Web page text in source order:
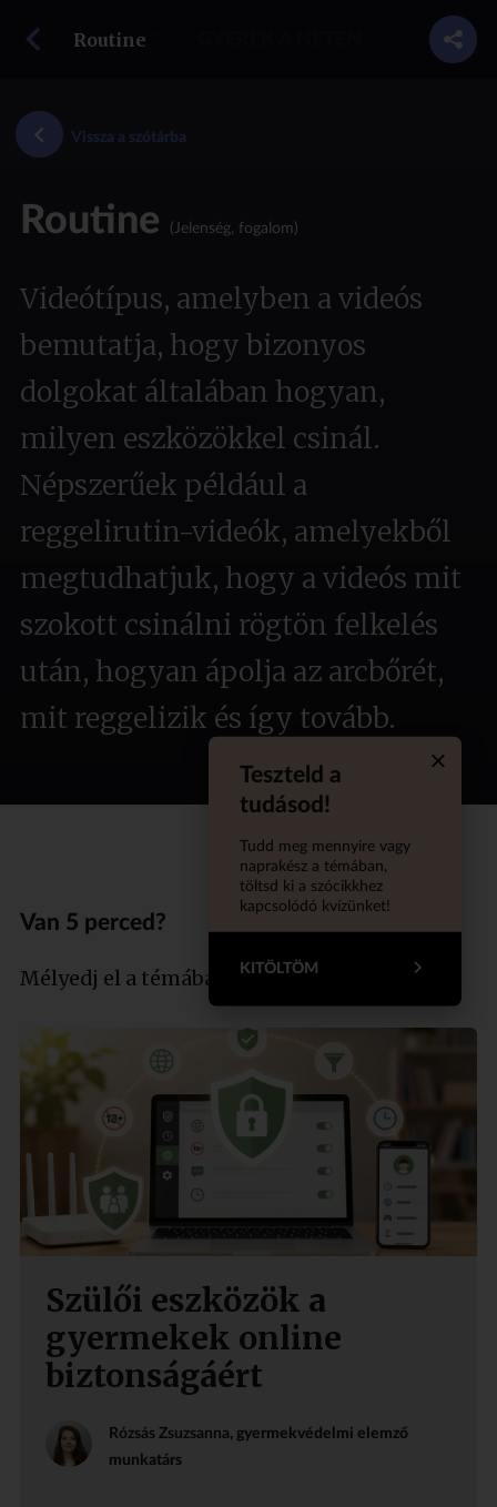
Routine
Vissza a szótárba
Routine (Jelenség, fogalom)
Videótípus, amelyben a videós
bemutatja, hogy bizonyos
dolgokat általában hogyan,
milyen eszközökkel csinál.
Népszerűek például a
reggelirutin-videók, amelyekből
megtudhatjuk, hogy a videós mit
szokott csinálni rögtön felkelés
után, hogyan ápolja az arcbőrét,
mit reggelizik és így tovább.
Teszteld a
tudásod!
Tudd meg mennyire vagy
naprakész a témában,
töltsd ki a szócikkhez
kapcsolódó kvízünket!
KITÖLTÖM
Van 5 perced?
Mélyedj el a témában szakértőnkkel!
Szülői eszközök a
gyermekek online
biztonságáért
Rózsás Zsuzsanna, gyermekvédelmi elemző
munkatárs